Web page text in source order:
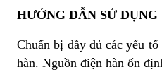
HƯỚNG DẪN SỬ DỤNG
Chuẩn bị đầy đủ các yếu
hàn. Nguồn điện hàn ổn